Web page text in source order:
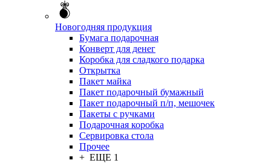
Новогодняя продукция
Бумага подарочная
Конверт для денег
Коробка для сладкого подарка
Открытка
Пакет майка
Пакет подарочный бумажный
Пакет подарочный п/п, мешочек
Пакеты с ручками
Подарочная коробка
Сервировка стола
Прочее
+ ЕЩЕ 1